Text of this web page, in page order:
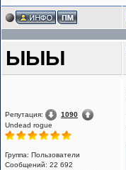
ЫЫЫ
Репутация:
1090
Undead rogue
Группа: Пользователи
Сообщений: 22 692